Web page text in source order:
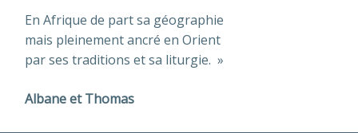
En Afrique de part sa géographie
mais pleinement ancré en Orient
par ses traditions et sa liturgie. »
Albane et Thomas